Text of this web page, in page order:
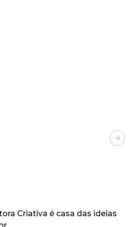
Criativa é casa das ideias